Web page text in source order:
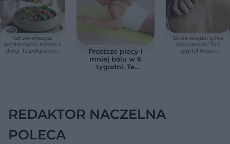
Tak zwiększysz
wchłanianie żelaza z
diety. Te połączenia
Prostsze plecy i
mniej bólu w 6
tygodni. Te
Skóra swędzi tylko
wieczorem? Ten
sygnał może
REDAKTOR NACZELNA
POLECA